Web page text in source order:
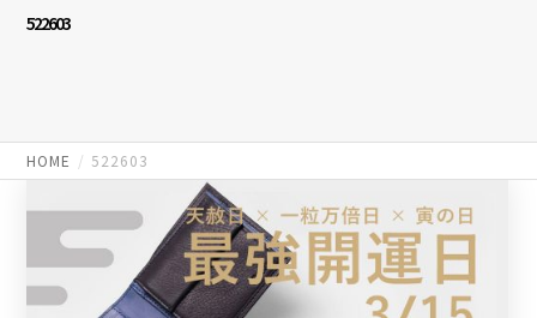
522603
HOME 522603